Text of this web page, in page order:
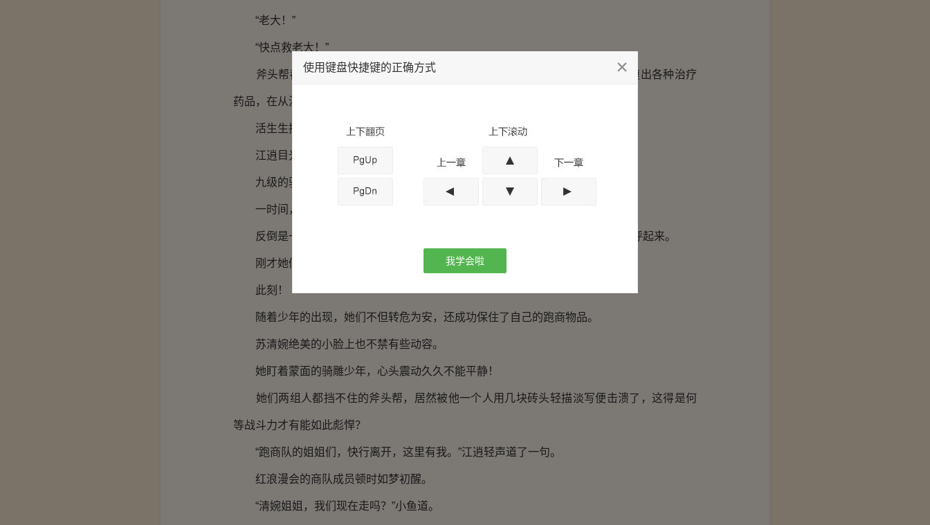
“老大！”
“快点救老大！”
斧头帮都是男性成员，里面正巧没有一个奶妈职业，一众成员们手忙脚乱的摸出各种治疗
药品，在从泥坑里把自家老大拖出来后，发现他的脸已经肿大如猪头一般。
活生生挨了两板砖，就是刘德华的脸都扛不住啊！
江逍目光扫过斧头帮成员，冷哼道：“还有谁要来打的？”
九级的驭鬼士徐公谨都败下阵来了，斧头帮里，还会有谁再敢上前？
一时间，斧头帮成员噤若寒蝉，竟是无人再胆敢出声！
反倒是一旁被包围的红浪漫会商队成员，则再也按耐不住心头的惊喜，纷纷欢呼起来。
刚才她们还身陷绝境，命悬一线！
此刻！
随着少年的出现，她们不但转危为安，还成功保住了自己的跑商物品。
苏清婉绝美的小脸上也不禁有些动容。
她盯着蒙面的骑雕少年，心头震动久久不能平静！
她们两组人都挡不住的斧头帮，居然被他一个人用几块砖头轻描淡写便击溃了，这得是何
等战斗力才有能如此彪悍？
“跑商队的姐姐们，快行离开，这里有我。”江逍轻声道了一句。
红浪漫会的商队成员顿时如梦初醒。
“清婉姐姐，我们现在走吗？”小鱼道。
使用键盘快捷键的正确方式
我学会啦